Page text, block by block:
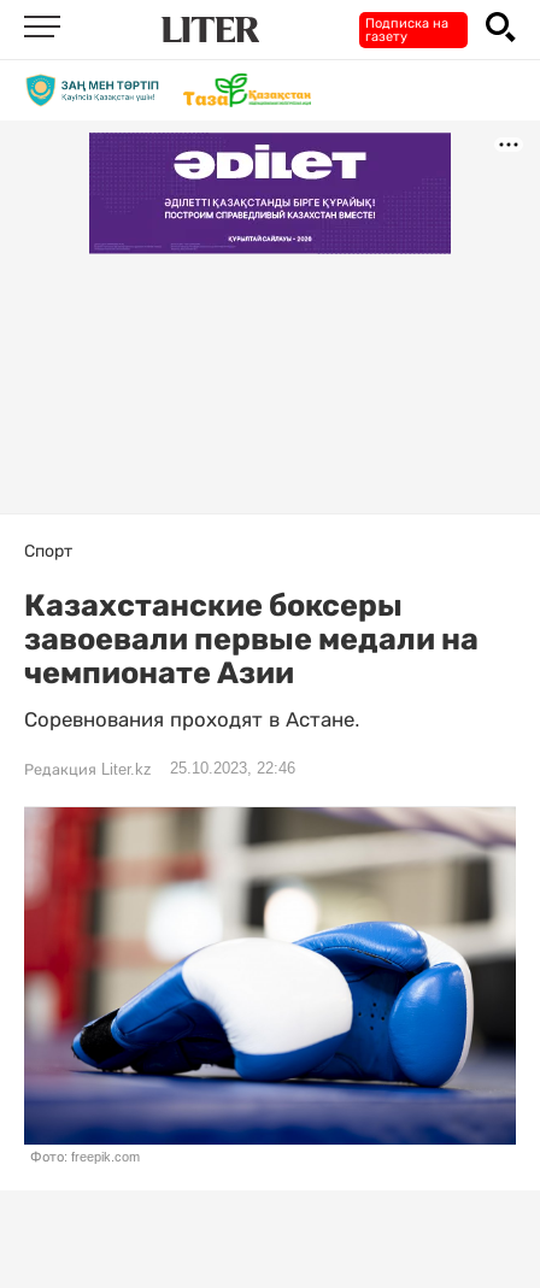
Подписка на
газету
Спорт
Казахстанские боксеры
завоевали первые медали на
чемпионате Азии
Соревнования проходят в Астане.
Редакция Liter.kz 25.10.2023, 22:46
Фото: freepik.com